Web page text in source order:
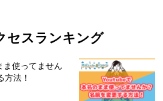
セスランキング
使ってません
方法！